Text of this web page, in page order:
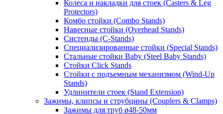
Колеса и накладки для стоек (Casters & Leg
Protectors)
Комбо стойки (Combo Stands)
Навесные стойки (Overhead Stands)
Систенды (C-Stands)
Специализированные стойки (Special Stands)
Стальные стойки Baby (Steel Baby Stands)
Стойки Click Stands
Стойки с подъемным механизмом (Wind-Up
Stands)
Удлинители стоек (Stand Extension)
Зажимы, клипсы и струбцины (Couplers & Clamps)
Зажимы для труб ø48-50мм